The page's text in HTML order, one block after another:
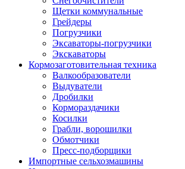
Щетки коммунальные
Грейдеры
Погрузчики
Эксаваторы-погрузчики
Экскаваторы
Кормозаготовительная техника
Валкообразователи
Выдуватели
Дробилки
Кормораздачики
Косилки
Грабли, ворошилки
Обмотчики
Пресс-подборщики
Импортные сельхозмашины